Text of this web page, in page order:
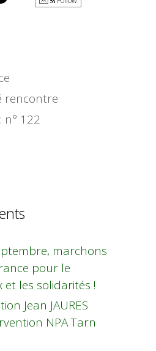
rencontre
n° 122
marchons
pour le
et les solidarités !
Jean JAURES
NPA Tarn